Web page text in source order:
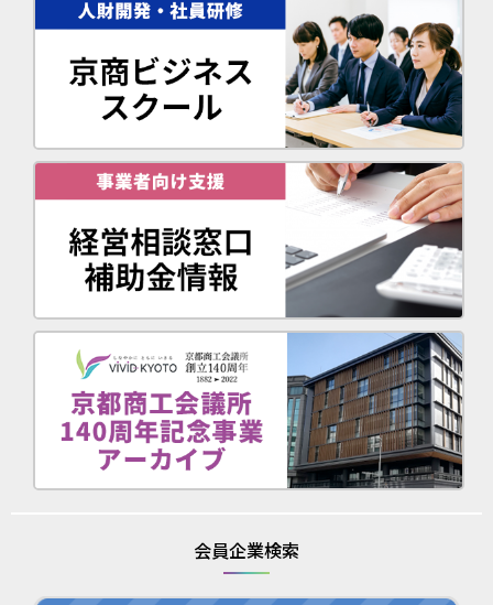
会員企業検索